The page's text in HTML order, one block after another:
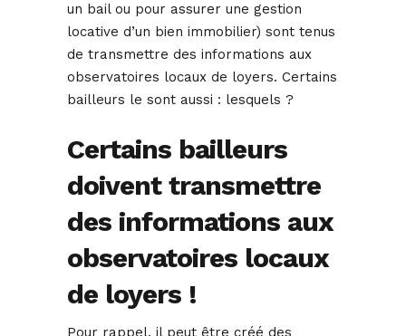
un bail ou pour assurer une gestion
locative d’un bien immobilier) sont tenus
de transmettre des informations aux
observatoires locaux de loyers. Certains
bailleurs le sont aussi : lesquels ?
Certains bailleurs
doivent transmettre
des informations aux
observatoires locaux
de loyers !
Pour rappel, il peut être créé des